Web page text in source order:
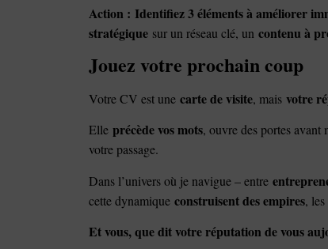
Action : Identifiez 3 éléments à améliorer
stratégique sur un réseau clé, un contenu à
Jouez votre prochain coup
Votre CV est une carte de visite, mais votre
Elle précède vos mots, ouvre des portes avant
votre passage.
Dans l’univers où je navigue – entre
cette dynamique construisent des empires,
Et vous, que dit votre réputation de vous